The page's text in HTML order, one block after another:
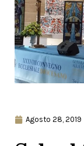
Agosto 28, 2019